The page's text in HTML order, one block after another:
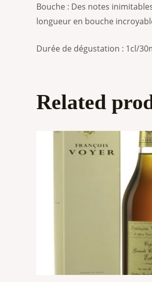
Bouche : Des notes
longueur en bouche
Durée de dégustation : 1cl/
Related